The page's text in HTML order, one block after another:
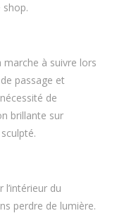
shop.
marche à suivre lors
passage et
de
brillante sur
du
perdre de lumière.